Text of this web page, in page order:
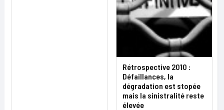
Rétrospective 2010 :
Défaillances, la
dégradation est stopée
mais la sinistralité reste
élevée